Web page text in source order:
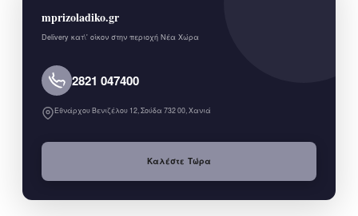
mprizoladiko.gr
Delivery κατ\' οίκον στην περιοχή Νέα Χώρα
2821 047400
Εθνάρχου Βενιζέλου 12, Σούδα 732 00, Χανιά
Καλέστε Τώρα